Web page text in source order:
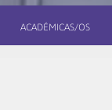
ACADÉMICAS/OS